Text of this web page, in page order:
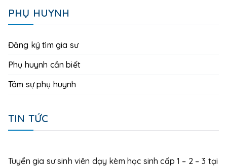
PHỤ HUYNH
Đăng ký tìm gia sư
Phụ huynh cần biết
Tâm sự phụ huynh
TIN TỨC
Tuyển gia sư sinh viên dạy kèm học sinh cấp 1 – 2 – 3 tại